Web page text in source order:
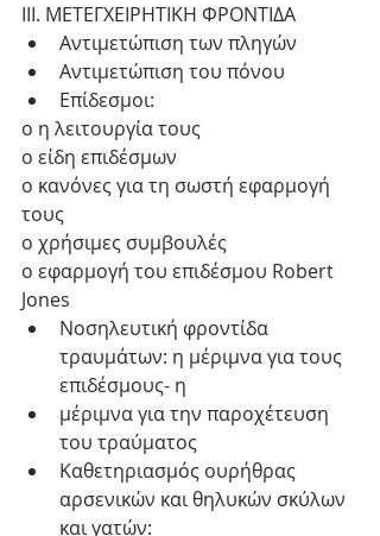
ΙΙΙ. ΜΕΤΕΓΧΕΙΡΗΤΙΚΗ ΦΡΟΝΤΙΔΑ
Αντιμετώπιση των πληγών
Αντιμετώπιση του πόνου
Επίδεσμοι:
o η λειτουργία τους
o είδη επιδέσμων
o κανόνες για τη σωστή εφαρμογή
τους
o χρήσιμες συμβουλές
o εφαρμογή του επιδέσμου Robert
Jones
Νοσηλευτική φροντίδα
τραυμάτων: η μέριμνα για τους
επιδέσμους- η
μέριμνα για την παροχέτευση
του τραύματος
Καθετηριασμός ουρήθρας
αρσενικών και θηλυκών σκύλων
και γατών: